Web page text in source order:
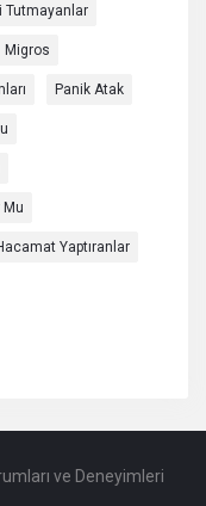
Tutmayanlar
Migros
Panik Atak
Mu
Yaptıranlar
ve Deneyimleri